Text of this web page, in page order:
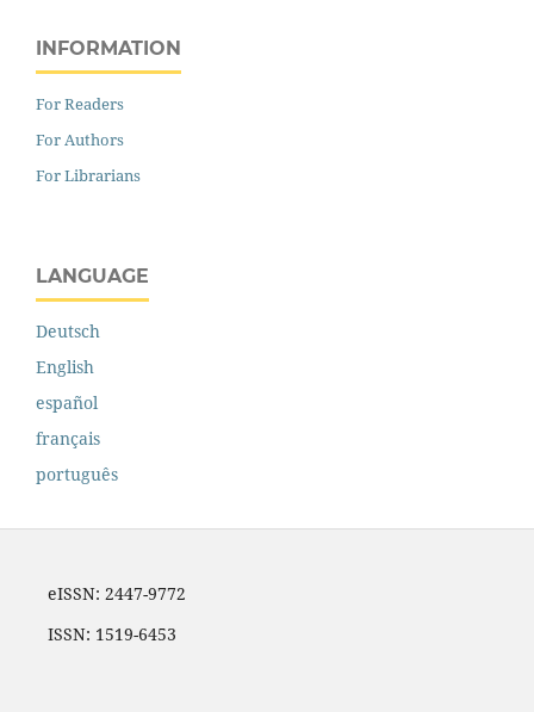
INFORMATION
For Readers
For Authors
For Librarians
LANGUAGE
Deutsch
English
español
français
português
eISSN: 2447-9772
ISSN: 1519-6453